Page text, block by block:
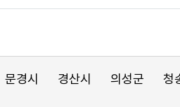
문경시 경산시 의성군 청